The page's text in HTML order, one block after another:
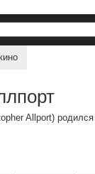
Allport)